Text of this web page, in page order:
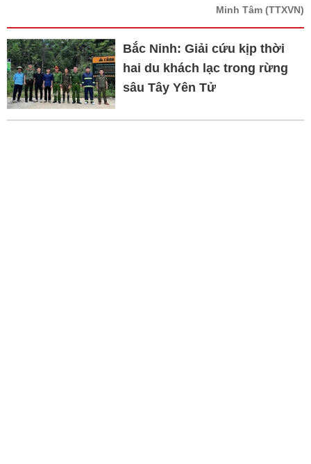
Minh Tâm (TTXVN)
Bắc Ninh: Giải cứu kịp thời
hai du khách lạc trong rừng
sâu Tây Yên Tử